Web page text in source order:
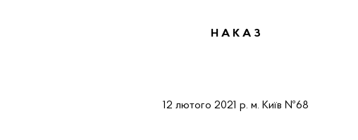
Н А К А З
12 лютого 2021 р. м. Київ №68